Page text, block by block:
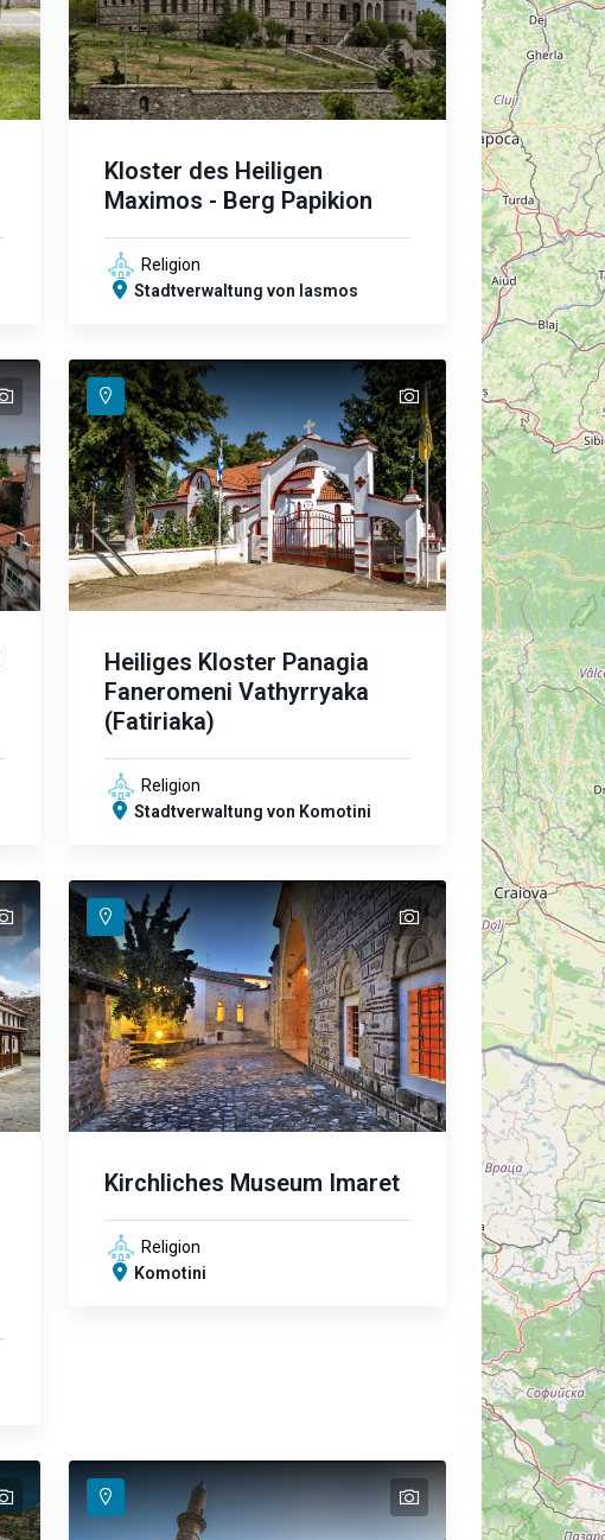
Kloster des Heiligen
Maximos - Berg Papikion
Religion
Stadtverwaltung von Iasmos
text text
text
Heiliges Kloster Panagia
Faneromeni Vathyrryaka
(Fatiriaka)
Religion
Stadtverwaltung von Komotini
text
text text
text
Kirchliches Museum Imaret
Religion
Komotini
text text